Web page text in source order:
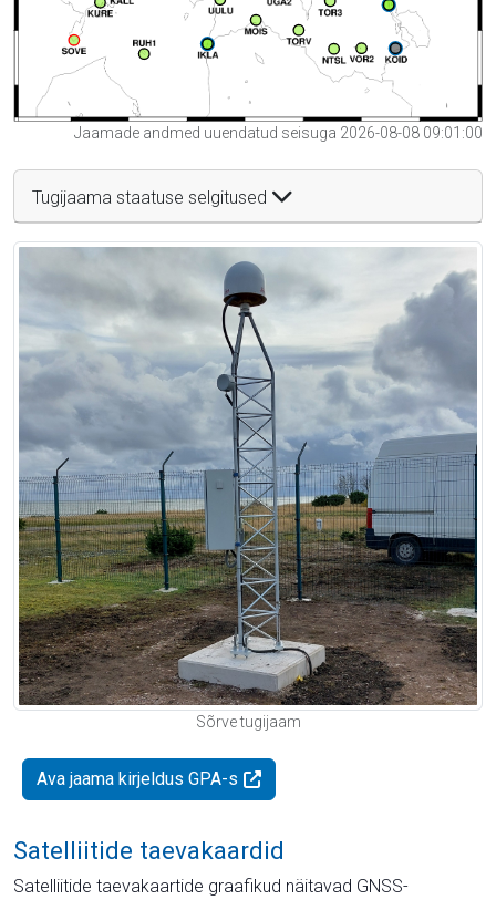
Jaamade andmed uuendatud seisuga 2026-08-08 09:01:00
Tugijaama staatuse selgitused
Sõrve tugijaam
Ava jaama kirjeldus GPA-s
Satelliitide taevakaardid
Satelliitide taevakaartide graafikud näitavad GNSS-